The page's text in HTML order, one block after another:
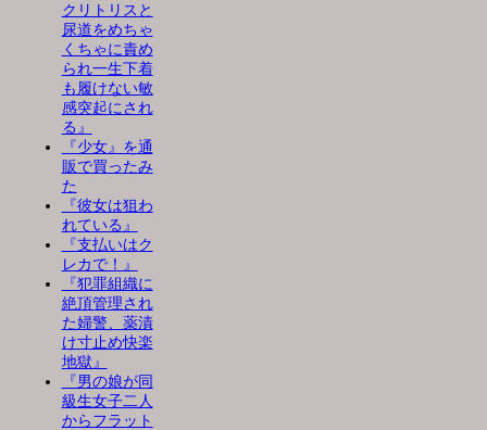
クリトリスと
尿道をめちゃ
くちゃに責め
られ一生下着
も履けない敏
感突起にされ
る』
『少女』を通
販で買ったみ
た
『彼女は狙わ
れている』
『支払いはク
レカで！』
『犯罪組織に
絶頂管理され
た婦警、薬漬
け寸止め快楽
地獄』
『男の娘が同
級生女子二人
からフラット